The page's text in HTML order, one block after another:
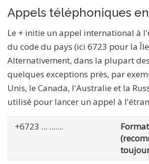
Appels téléphoniques
Le + initie un appel international à
du code du pays (ici 6723 pour la
Alternativement, dans la plupart
quelques exceptions près, par
Unis, le Canada, l'Australie et la
utilisé pour lancer un appel à
+6723 ... .......